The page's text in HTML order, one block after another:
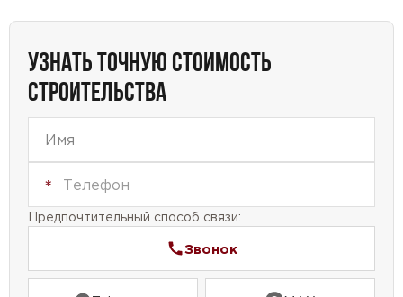
и провести время с семьей и друзьями. Кроме
того, на первом этаже расположена кухня-
столовая, где можно готовить и наслаждаться
вкусными блюдами в уютной обстановке.
Проект дома №64-53 — это идеальный выбор для
тех, кто ищет просторный и функциональный дом
с гаражом, террасой и всеми удобствами для
комфортной жизни.
УЗНАТЬ ТОЧНУЮ СТОИМОСТЬ
СТРОИТЕЛЬСТВА
Предпочтительный способ связи:
Звонок